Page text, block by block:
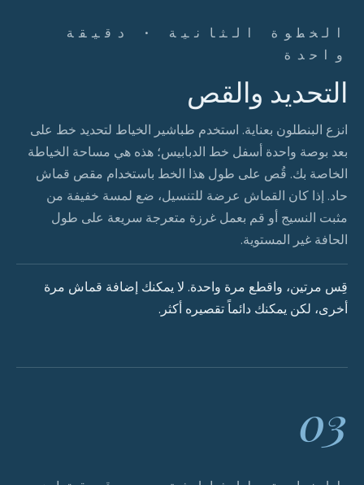
الخطوة الثانية · دقيقة
واحدة
التحديد والقص
انزع البنطلون بعناية. استخدم طباشير الخياط لتحديد خط على
بعد بوصة واحدة أسفل خط الدبابيس؛ هذه هي مساحة الخياطة
الخاصة بك. قُص على طول هذا الخط باستخدام مقص قماش
حاد. إذا كان القماش عرضة للتنسيل، ضع لمسة خفيفة من
مثبت النسيج أو قم بعمل غرزة متعرجة سريعة على طول
الحافة غير المستوية.
قِس مرتين، واقطع مرة واحدة. لا يمكنك إضافة قماش مرة
أخرى، لكن يمكنك دائماً تقصيره أكثر.
03